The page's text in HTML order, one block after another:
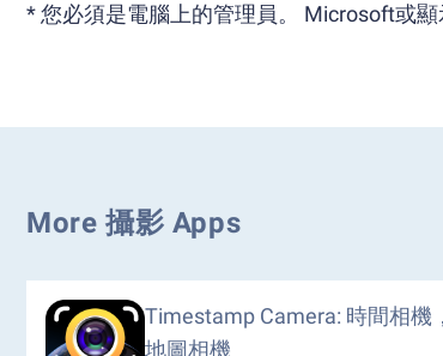
* 您必須是電腦上的管理員。 Microsoft或
More 攝影 Apps
Timestamp Camera: 時間相機
地圖相機